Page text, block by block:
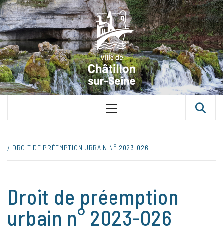
Skip
to
content
VILLE
SUR-SEINE
UNE VILLE DANS UN PARC
Primary
DROIT DE PRÉEMPTION URBAIN N° 2023-026
Droit de préemption
urbain n° 2023-026